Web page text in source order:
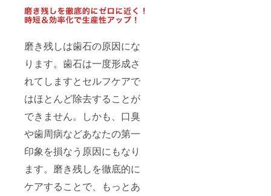
磨き残しは歯石の原因にな
ります。歯石は一度形成さ
れてしますとセルフケアで
はほとんど除去することが
できません。しかも、口臭
や歯周病などあなたの第一
印象を損なう原因にもなり
ます。磨き残しを徹底的に
ケアすることで、もっとあ